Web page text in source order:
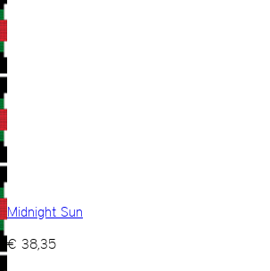
Midnight Sun
€ 38,35